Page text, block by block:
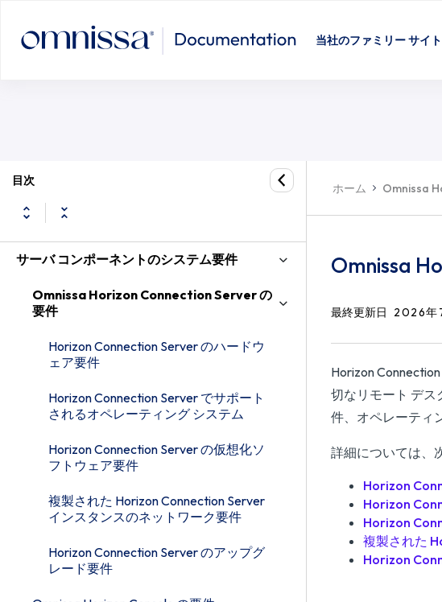
当社のファミリー サイト
目次
サーバ コンポーネントのシステム要件
Omnissa Horizon Connection Server の
要件
Horizon Connection Server のハードウ
ェア要件
Horizon Connection Server でサポート
されるオペレーティング システム
Horizon Connection Server の仮想化ソ
フトウェア要件
複製された Horizon Connection Server
インスタンスのネットワーク要件
Horizon Connection Server のアップグ
レード要件
ホーム Omnissa
Omnissa
最終更新日 2026年
Horizon
切なリモート デス
件、オペレーティ
詳細については、
Horizon
Horizon
Horizon
複製された
Horizon